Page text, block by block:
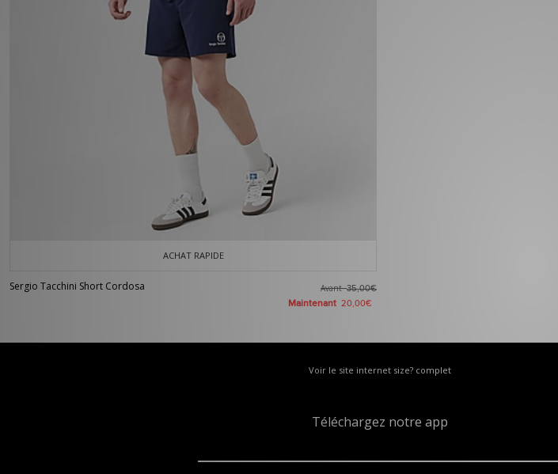
ACHAT RAPIDE
Sergio Tacchini Short Cordosa Avant35,00€
Maintenant 20,00€
Voir le site internet size? complet
Téléchargez notre app